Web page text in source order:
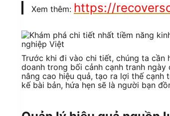
Xem thêm: https://
Trước khi đi vào chi tiết, chúng ta cần
doanh trong bối cảnh cạnh tranh
nâng cao hiệu quả, tạo ra lợi thế
kế bài bản, hứa hẹn sẽ là người bạn